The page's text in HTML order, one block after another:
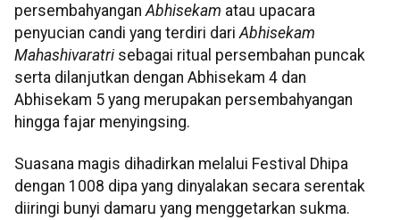
persembahyangan Abhisekam atau upacara
penyucian candi yang terdiri dari Abhisekam
Mahashivaratri sebagai ritual persembahan puncak
serta dilanjutkan dengan Abhisekam 4 dan
Abhisekam 5 yang merupakan persembahyangan
hingga fajar menyingsing.
Suasana magis dihadirkan melalui Festival Dhipa
dengan 1008 dipa yang dinyalakan secara serentak
diiringi bunyi damaru yang menggetarkan sukma.